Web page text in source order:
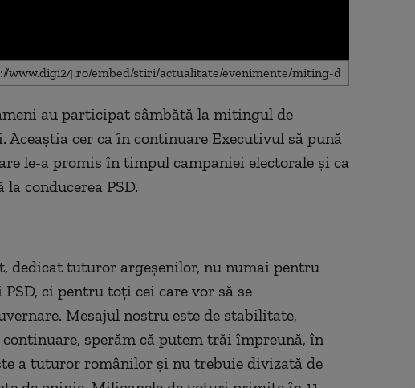
au participat sâmbătă la mitingul de
Aceaștia cer ca în continuare Executivul să pună
le-a promis în timpul campaniei electorale și ca
conducerea PSD.
dedicat tuturor argeșenilor, nu numai pentru
ci pentru toți cei care vor să se
Mesajul nostru este de stabilitate,
sperăm că putem trăi împreună, în
a tuturor românilor și nu trebuie divizată de